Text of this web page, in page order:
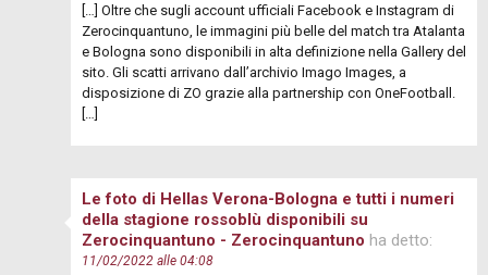
[…] Oltre che sugli account ufficiali Facebook e Instagram di
Zerocinquantuno, le immagini più belle del match tra Atalanta
e Bologna sono disponibili in alta definizione nella Gallery del
sito. Gli scatti arrivano dall’archivio Imago Images, a
disposizione di ZO grazie alla partnership con OneFootball.
Le foto di Hellas Verona-Bologna e tutti i numeri
della stagione rossoblù disponibili su
Zerocinquantuno - Zerocinquantuno ha detto:
11/02/2022 alle 04:08